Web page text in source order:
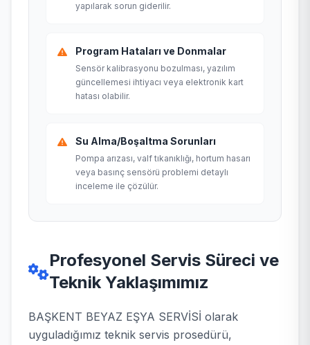
yapılarak sorun giderilir.
Program Hataları ve Donmalar
Sensör kalibrasyonu bozulması, yazılım
güncellemesi ihtiyacı veya elektronik kart
hatası olabilir.
Su Alma/Boşaltma Sorunları
Pompa arızası, valf tıkanıklığı, hortum hasarı
veya basınç sensörü problemi detaylı
inceleme ile çözülür.
Profesyonel Servis Süreci ve
Teknik Yaklaşımımız
BAŞKENT BEYAZ EŞYA SERVİSİ olarak
uyguladığımız teknik servis prosedürü,